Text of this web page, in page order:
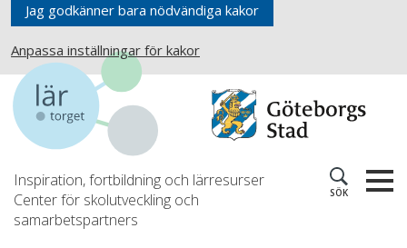
Jag godkänner bara nödvändiga kakor
Anpassa inställningar för kakor
Inspiration, fortbildning och lärresurser
Center för skolutveckling och
samarbetspartners
SÖK